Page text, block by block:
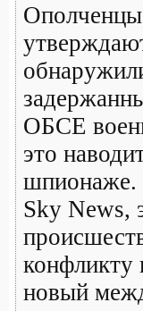
ОБСЕ
это
шпионаже.
Sky News,
конфликту
новый